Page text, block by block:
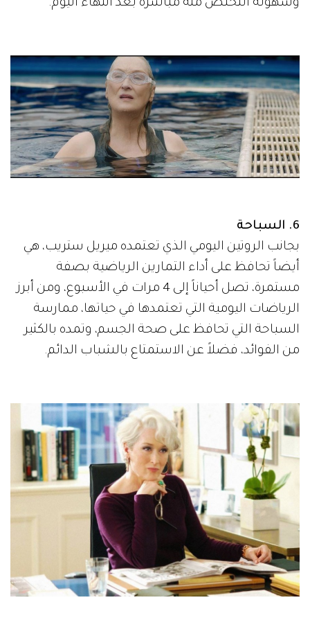
وسهولة التخلص منه مباشرة بعد انتهاء اليوم.
6. السباحة
بجانب الروتين اليومي الذي تعتمده ميريل ستريب، هي
أيضاً تحافظ على أداء التمارين الرياضية بصفة
مستمرة، تصل أحياناً إلى 4 مرات في الأسبوع، ومن أبرز
الرياضات اليومية التي تعتمدها في حياتها، ممارسة
السباحة التي تحافظ على صحة الجسم، وتمده بالكثير
من الفوائد، فضلاً عن الاستمتاع بالشباب الدائم.